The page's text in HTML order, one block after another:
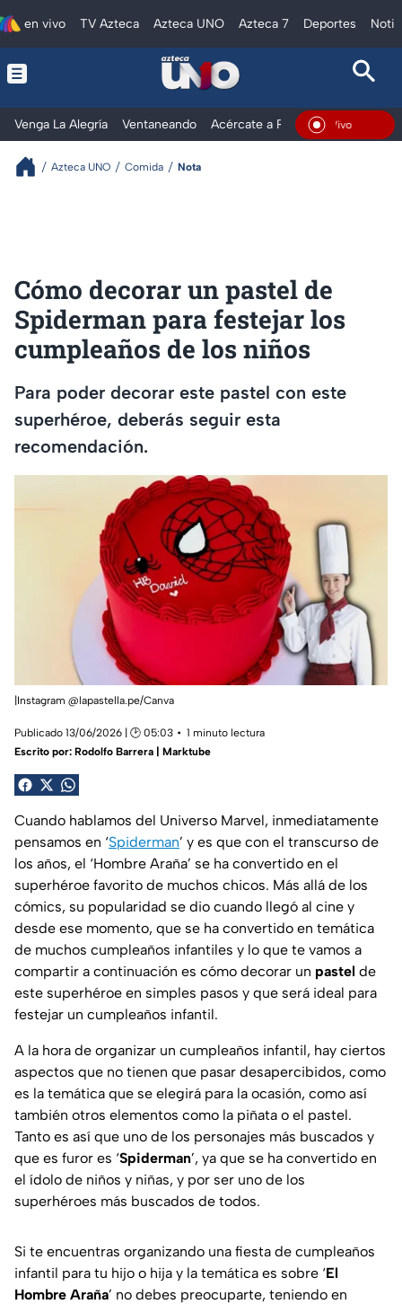
en vivo TV Azteca Azteca UNO Azteca 7 Deportes
Venga La Alegría Ventaneando Acércate a Rocío Al Extremo
En Vivo
Azteca UNO Comida Nota
Cómo decorar un pastel de
Spiderman para festejar los
cumpleaños de los niños
Para poder decorar este pastel con este
superhéroe, deberás seguir esta
recomendación.
|Instagram @lapastella.pe/Canva
Publicado 13/06/2026 | 🕑 05:03
1 minuto lectura
Escrito por: Rodolfo Barrera | Marktube
Cuando hablamos del Universo Marvel, inmediatamente
pensamos en ‘Spiderman’ y es que con el transcurso de
los años, el ‘Hombre Araña’ se ha convertido en el
superhéroe favorito de muchos chicos. Más allá de los
cómics, su popularidad se dio cuando llegó al cine y
desde ese momento, que se ha convertido en temática
de muchos cumpleaños infantiles y lo que te vamos a
compartir a continuación es cómo decorar un pastel de
este superhéroe en simples pasos y que será ideal para
festejar un cumpleaños infantil.
A la hora de organizar un cumpleaños infantil, hay ciertos
aspectos que no tienen que pasar desapercibidos, como
es la temática que se elegirá para la ocasión, como así
también otros elementos como la piñata o el pastel.
Tanto es así que uno de los personajes más buscados y
que es furor es ‘Spiderman’, ya que se ha convertido en
el ídolo de niños y niñas, y por ser uno de los
superhéroes más buscados de todos.
Si te encuentras organizando una fiesta de cumpleaños
infantil para tu hijo o hija y la temática es sobre ‘El
Hombre Araña’ no debes preocuparte, teniendo en